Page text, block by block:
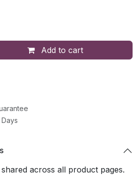
Add to cart
across all product pages.